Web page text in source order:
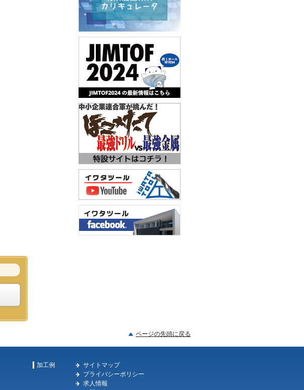
ページの先頭に戻る
加工例
サイトマップ
プライバシーポリシー
求人情報